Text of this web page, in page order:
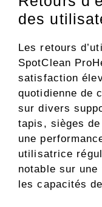
des
Les retours
SpotClean
satisfaction
quotidienne de
sur divers
tapis, sièges
une
utilisatrice
notable sur
les capacités